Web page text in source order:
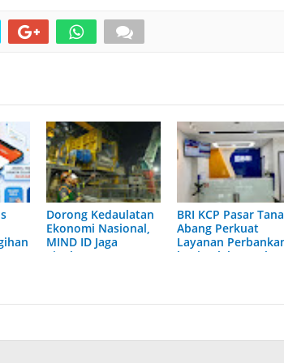
Dorong Kedaulatan
Ekonomi Nasional,
MIND ID Jaga
Tingkat 90%
BRI KCP Pasar
Abang Perkuat
Layanan
bagi Pelaku Usaha